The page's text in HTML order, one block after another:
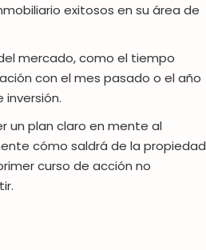
exitosos en su área de
mercado, como el tiempo
con el mes pasado o el año
un plan claro en mente al
cómo saldrá de la propiedad
curso de acción no